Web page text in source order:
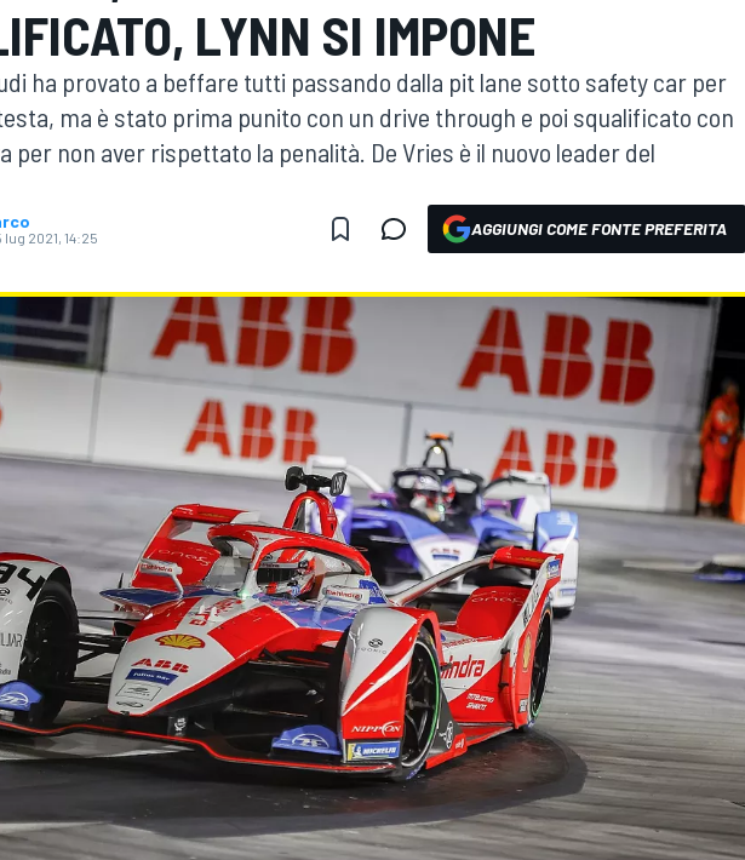
WEC
LYNN SI IMPONE
ha provato a beffare tutti passando dalla pit lane sotto safety car per
ma è stato prima punito con un drive through e poi squalificato con
per non aver rispettato la penalità. De Vries è il nuovo leader del
lug 2021, 14:25 AGGIUNGI COME FONTE PREFERITA